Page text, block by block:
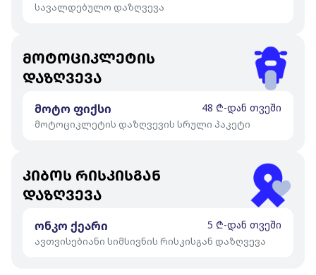
სავალდებულო დაზღვევა
მოტოციკლეტის
დაზღვევა
მოტო ფიქსი 48 ₾-დან თვეში
მოტოციკლეტის დაზღვევის სრული პაკეტი
კიბოს რისკისგან
დაზღვევა
ონკო ქეარი 5 ₾-დან თვეში
ავთვისებიანი სიმსივნის რისკისგან დაზღვევა